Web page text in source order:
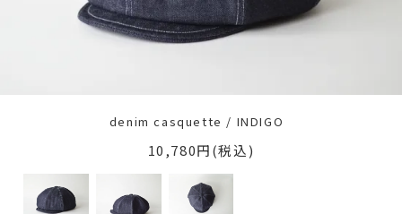
denim casquette / INDIGO
10,780円(税込)